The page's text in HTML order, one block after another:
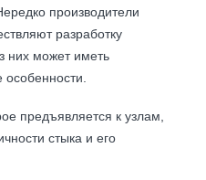
производители
разработку
них может иметь
предъявляется к узлам,
стыка и его